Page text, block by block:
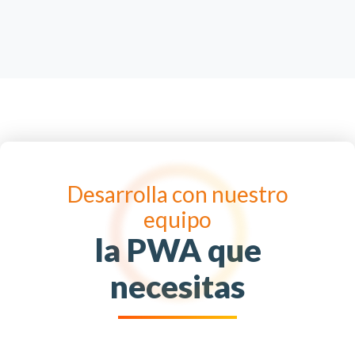
Desarrolla con nuestro
equipo
la PWA que
necesitas